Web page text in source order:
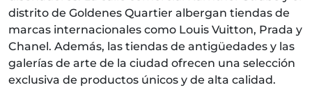
distrito de Goldenes Quartier albergan tiendas de
marcas internacionales como Louis Vuitton, Prada y
Chanel. Además, las tiendas de antigüedades y las
galerías de arte de la ciudad ofrecen una selección
exclusiva de productos únicos y de alta calidad.